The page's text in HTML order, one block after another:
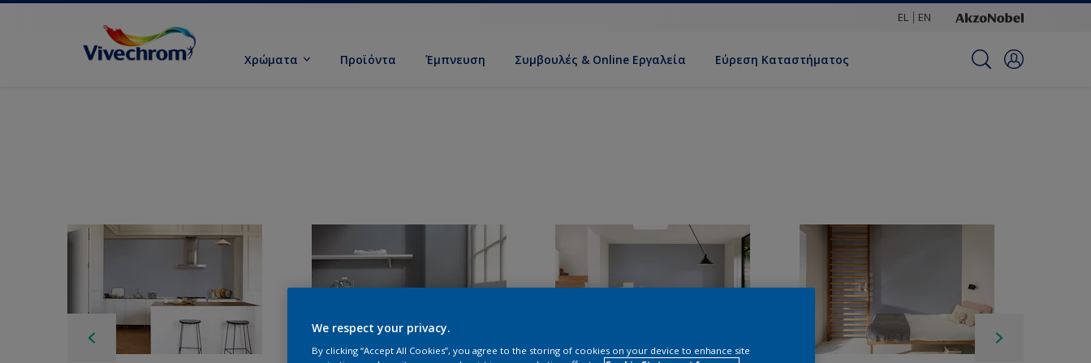
EL EN
Χρώματα Προϊόντα Έμπνευση Συμβουλές & Online Εργαλεία Εύρεση Καταστήματος
We respect your privacy.
By clicking “Accept All Cookies”, you agree to the storing of cookies on your device to enhance site